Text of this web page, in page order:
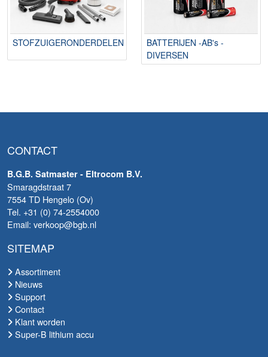
STOFZUIGERONDERDELEN
BATTERIJEN -AB's -
DIVERSEN
CONTACT
B.G.B. Satmaster - Eltrocom B.V.
Smaragdstraat 7
7554 TD Hengelo (Ov)
Tel. +31 (0) 74-2554000
Email: verkoop@bgb.nl
SITEMAP
Assortiment
Nieuws
Support
Contact
Klant worden
Super-B lithium accu